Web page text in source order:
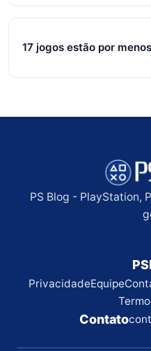
posts
17 jogos estão por
PS Blog - PlayStation,
PrivacidadeEquipe
Contato